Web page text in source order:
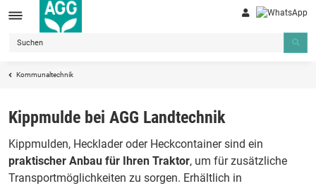
Kommunaltechnik
Kippmulde bei AGG Landtechnik
Kippmulden, Hecklader oder Heckcontainer sind ein
praktischer Anbau für Ihren Traktor, um für zusätzliche
Transportmöglichkeiten zu sorgen. Erhältlich in